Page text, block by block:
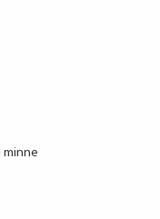
minne